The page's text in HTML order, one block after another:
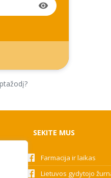
visibility
SEKITE MUS
Farmacija ir laikas
Lietuvos gydytojo